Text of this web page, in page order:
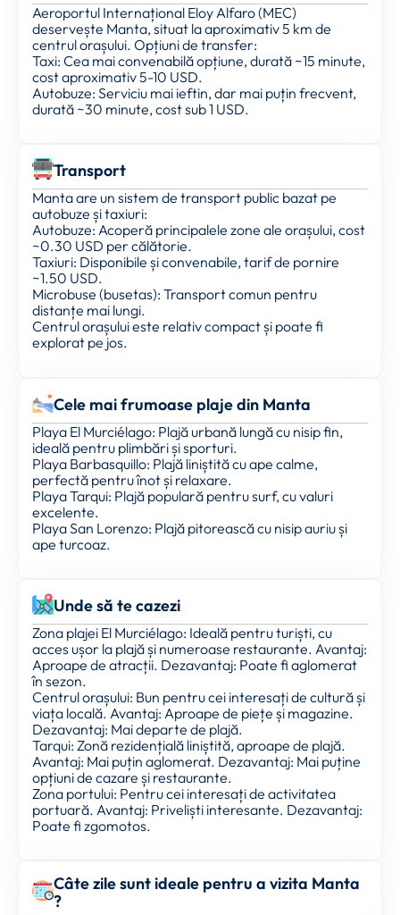
Aeroportul Internațional Eloy Alfaro (MEC)
deservește Manta, situat la aproximativ 5 km de
centrul orașului. Opțiuni de transfer:
Taxi: Cea mai convenabilă opțiune, durată ~15 minute,
cost aproximativ 5-10 USD.
Autobuze: Serviciu mai ieftin, dar mai puțin frecvent,
durată ~30 minute, cost sub 1 USD.
Transport
Manta are un sistem de transport public bazat pe
autobuze și taxiuri:
Autobuze: Acoperă principalele zone ale orașului, cost
~0.30 USD per călătorie.
Taxiuri: Disponibile și convenabile, tarif de pornire
~1.50 USD.
Microbuse (busetas): Transport comun pentru
distanțe mai lungi.
Centrul orașului este relativ compact și poate fi
explorat pe jos.
Cele mai frumoase plaje din Manta
Playa El Murciélago: Plajă urbană lungă cu nisip fin,
ideală pentru plimbări și sporturi.
Playa Barbasquillo: Plajă liniștită cu ape calme,
perfectă pentru înot și relaxare.
Playa Tarqui: Plajă populară pentru surf, cu valuri
excelente.
Playa San Lorenzo: Plajă pitorească cu nisip auriu și
ape turcoaz.
Unde să te cazezi
Zona plajei El Murciélago: Ideală pentru turiști, cu
acces ușor la plajă și numeroase restaurante. Avantaj:
Aproape de atracții. Dezavantaj: Poate fi aglomerat
în sezon.
Centrul orașului: Bun pentru cei interesați de cultură și
viața locală. Avantaj: Aproape de piețe și magazine.
Dezavantaj: Mai departe de plajă.
Tarqui: Zonă rezidențială liniștită, aproape de plajă.
Avantaj: Mai puțin aglomerat. Dezavantaj: Mai puține
opțiuni de cazare și restaurante.
Zona portului: Pentru cei interesați de activitatea
portuară. Avantaj: Priveliști interesante. Dezavantaj:
Poate fi zgomotos.
Câte zile sunt ideale pentru a vizita Manta
?